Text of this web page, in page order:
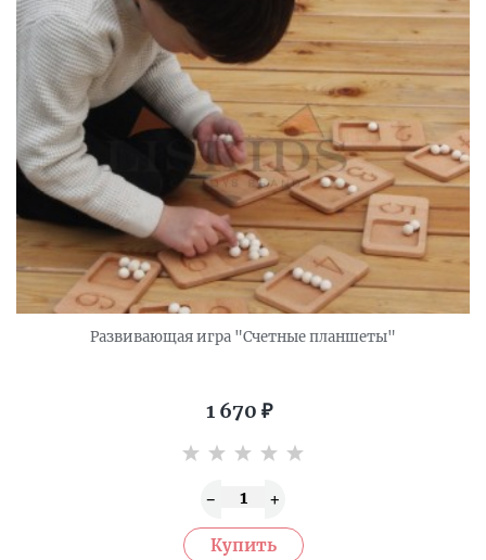
Развивающая игра "Счетные планшеты"
1 670 ₽